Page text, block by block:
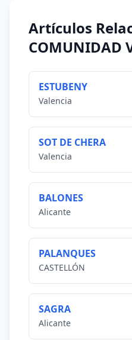
Artículos
COMUNIDAD
ESTUBENY
Valencia
SOT DE CHERA
Valencia
BALONES
Alicante
PALANQUES
CASTELLÓN
SAGRA
Alicante